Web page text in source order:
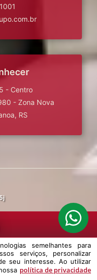
- Centro
- Zona Nova
RS
AGIL.NET
para melhorar a
semelhantes para
serviços, personalizar
seu interesse. Ao utilizar
política de privacidade